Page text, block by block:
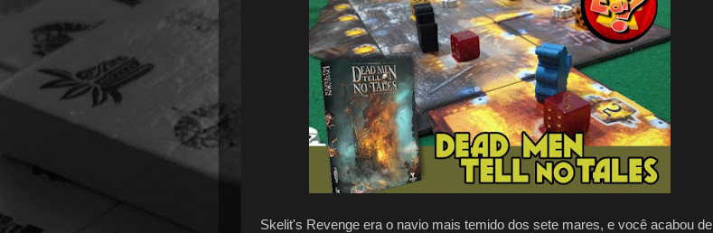
Skelit's Revenge era o navio mais temido dos sete mares, e você acabou de